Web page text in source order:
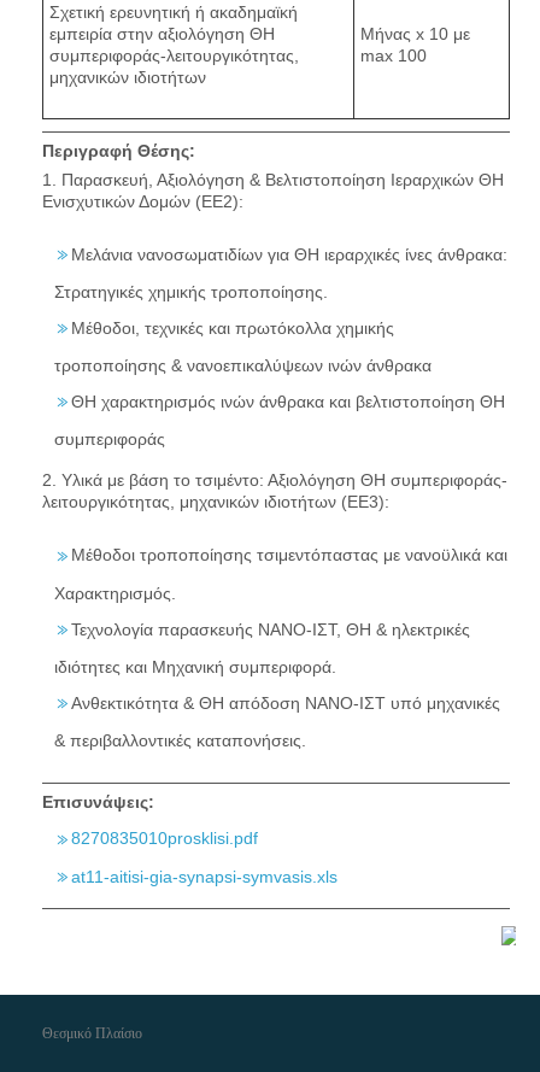
Σχετική ερευνητική ή ακαδημαϊκή
εμπειρία στην αξιολόγηση ΘΗ
συμπεριφοράς-λειτουργικότητας,
μηχανικών ιδιοτήτων
Μήνας x 10 με
max 100
Περιγραφή Θέσης:
1. Παρασκευή, Αξιολόγηση & Βελτιστοποίηση Ιεραρχικών ΘΗ
Ενισχυτικών Δομών (ΕΕ2):
Μελάνια νανοσωματιδίων για ΘΗ ιεραρχικές ίνες άνθρακα:
Στρατηγικές χημικής τροποποίησης.
Μέθοδοι, τεχνικές και πρωτόκολλα χημικής
τροποποίησης & νανοεπικαλύψεων ινών άνθρακα
ΘΗ χαρακτηρισμός ινών άνθρακα και βελτιστοποίηση ΘΗ
συμπεριφοράς
2. Υλικά με βάση το τσιμέντο: Αξιολόγηση ΘΗ συμπεριφοράς-
λειτουργικότητας, μηχανικών ιδιοτήτων (ΕΕ3):
Μέθοδοι τροποποίησης τσιμεντόπαστας με νανοϋλικά και
Χαρακτηρισμός.
Τεχνολογία παρασκευής ΝΑΝΟ-ΙΣΤ, ΘΗ & ηλεκτρικές
ιδιότητες και Μηχανική συμπεριφορά.
Ανθεκτικότητα & ΘΗ απόδοση ΝΑΝΟ-ΙΣΤ υπό μηχανικές
& περιβαλλοντικές καταπονήσεις.
Επισυνάψεις:
8270835010prosklisi.pdf
at11-aitisi-gia-synapsi-symvasis.xls
Θεσμικό Πλαίσιο